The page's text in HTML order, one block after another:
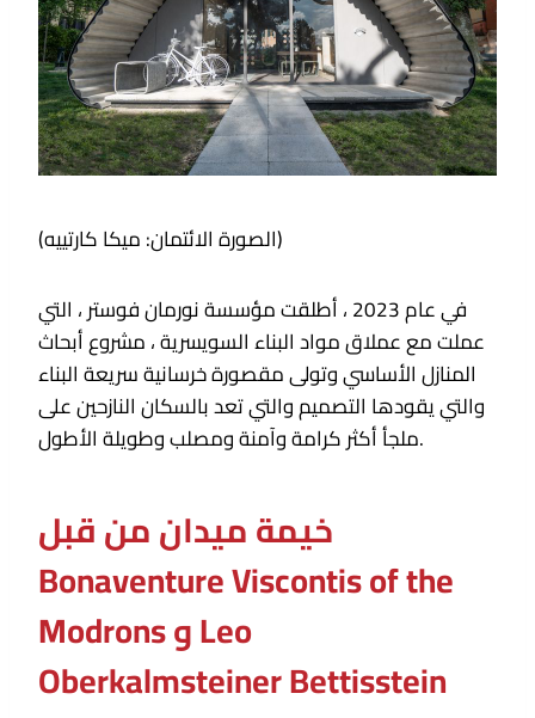
(الصورة الائتمان: ميكا كارتييه)
في عام 2023 ، أطلقت مؤسسة نورمان فوستر ، التي
عملت مع عملاق مواد البناء السويسرية ، مشروع أبحاث
المنازل الأساسي وتولى مقصورة خرسانية سريعة البناء
والتي يقودها التصميم والتي تعد بالسكان النازحين على
ملجأ أكثر كرامة وآمنة ومصلب وطويلة الأطول.
خيمة ميدان من قبل
Bonaventure Viscontis of the
Modrons و Leo
Oberkalmsteiner Bettisstein